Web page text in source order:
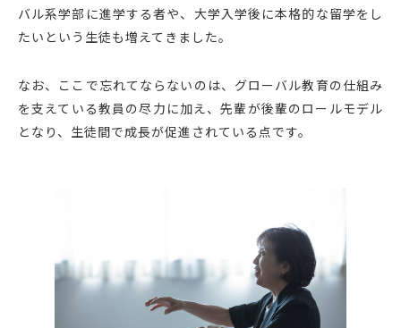
バル系学部に進学する者や、大学入学後に本格的な留学をし
たいという生徒も増えてきました。
なお、ここで忘れてならないのは、グローバル教育の仕組み
を支えている教員の尽力に加え、先輩が後輩のロールモデル
となり、生徒間で成長が促進されている点です。